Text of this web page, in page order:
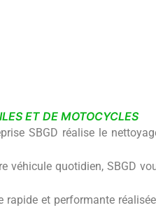
ET DE MOTOCYCLES
SBGD réalise le
véhicule quotidien, SBGD
et performante